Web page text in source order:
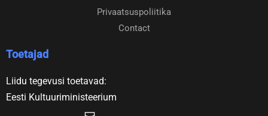
Privaatsuspoliitika
Contact
Toetajad
Liidu tegevusi toetavad:
Eesti Kultuuriministeerium